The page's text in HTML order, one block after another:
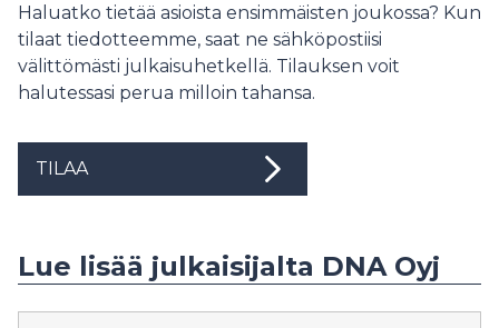
Haluatko tietää asioista ensimmäisten joukossa? Kun
tilaat tiedotteemme, saat ne sähköpostiisi
välittömästi julkaisuhetkellä. Tilauksen voit
halutessasi perua milloin tahansa.
TILAA
Lue lisää julkaisijalta DNA Oyj